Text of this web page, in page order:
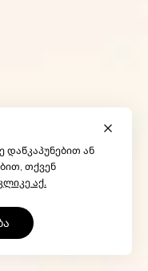
დაწკაპუნებით ან
თქვენ
აქ.